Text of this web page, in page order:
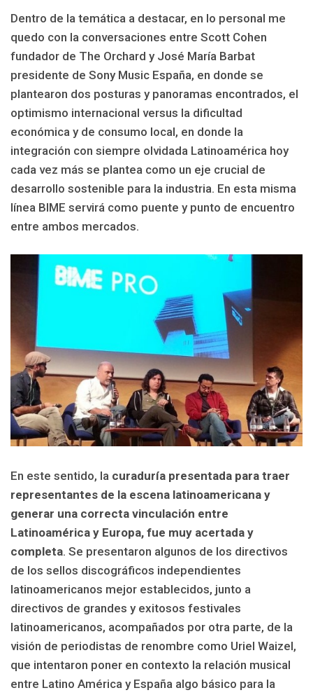
Dentro de la temática a destacar, en lo personal me
quedo con la conversaciones entre Scott Cohen
fundador de The Orchard y José María Barbat
presidente de Sony Music España, en donde se
plantearon dos posturas y panoramas encontrados, el
optimismo internacional versus la dificultad
económica y de consumo local, en donde la
integración con siempre olvidada Latinoamérica hoy
cada vez más se plantea como un eje crucial de
desarrollo sostenible para la industria. En esta misma
línea BIME servirá como puente y punto de encuentro
entre ambos mercados.
En este sentido, la curaduría presentada para traer
representantes de la escena latinoamericana y
generar una correcta vinculación entre
Latinoamérica y Europa, fue muy acertada y
completa. Se presentaron algunos de los directivos
de los sellos discográficos independientes
latinoamericanos mejor establecidos, junto a
directivos de grandes y exitosos festivales
latinoamericanos, acompañados por otra parte, de la
visión de periodistas de renombre como Uriel Waizel,
que intentaron poner en contexto la relación musical
entre Latino América y España algo básico para la